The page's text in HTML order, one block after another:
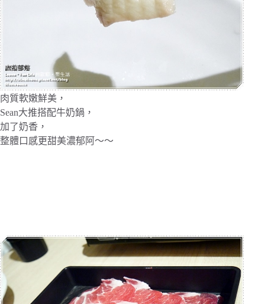
肉質軟嫩鮮美，
Sean大推搭配牛奶鍋，
加了奶香，
整體口感更甜美濃郁阿～～